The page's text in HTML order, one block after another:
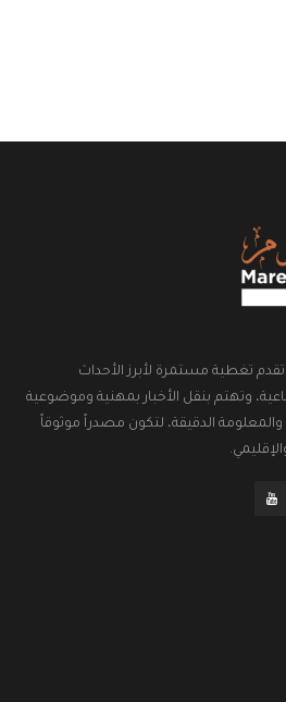
تغطية مستمرة لأبرز الأحداث
وتهتم بنقل الأخبار بمهنية وموضوعية
والمعلومة الدقيقة، لتكون مصدراً موثوقاً